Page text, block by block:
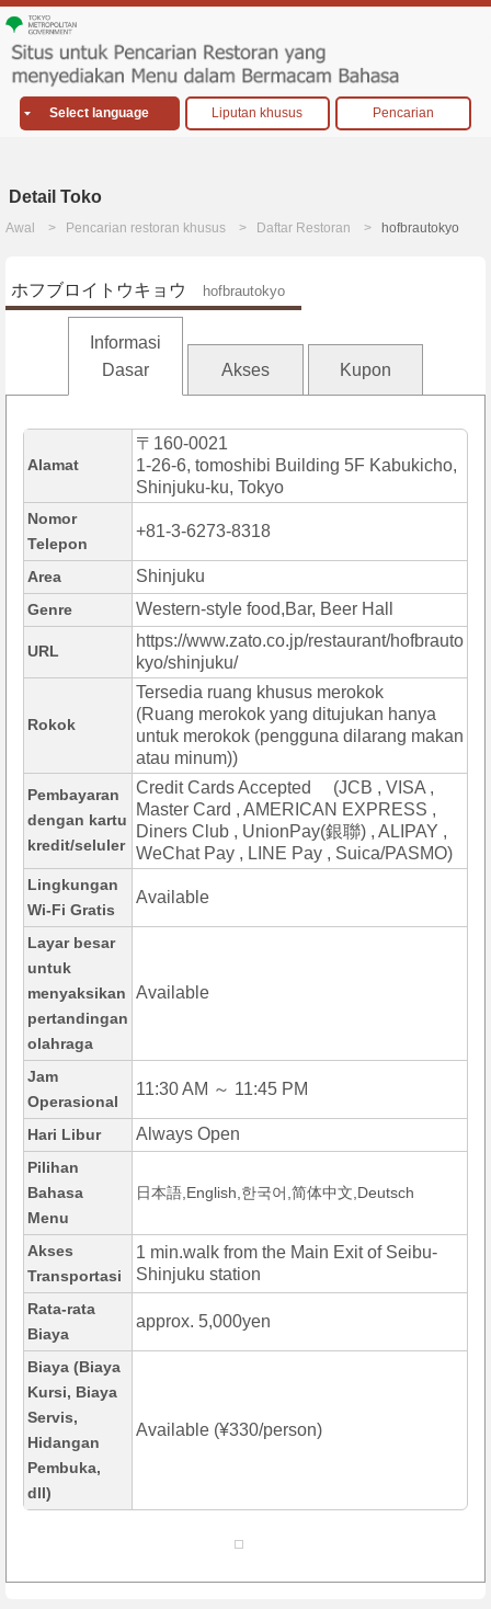
Select language Liputan khusus Pencarian
Detail Toko
Awal Pencarian restoran khusus Daftar Restoran hofbrautokyo
ホフブロイトウキョウ hofbrautokyo
Informasi
Dasar
Akses Kupon
Alamat
〒160-0021
1-26-6, tomoshibi Building 5F Kabukicho,
Shinjuku-ku, Tokyo
Nomor
Telepon
+81-3-6273-8318
Area Shinjuku
Genre Western-style food,Bar, Beer Hall
URL
https://www.zato.co.jp/restaurant/hofbrauto
kyo/shinjuku/
Rokok
Tersedia ruang khusus merokok
(Ruang merokok yang ditujukan hanya
untuk merokok (pengguna dilarang makan
atau minum))
Pembayaran
dengan kartu
kredit/seluler
Credit Cards Accepted (JCB , VISA ,
Master Card , AMERICAN EXPRESS ,
Diners Club , UnionPay(銀聯) , ALIPAY ,
WeChat Pay , LINE Pay , Suica/PASMO)
Lingkungan
Wi-Fi Gratis
Available
Layar besar
untuk
menyaksikan
pertandingan
olahraga
Available
Jam
Operasional
11:30 AM ～ 11:45 PM
Hari Libur Always Open
Pilihan
Bahasa
Menu
日本語,English,한국어,简体中文,Deutsch
Akses
Transportasi
1 min.walk from the Main Exit of Seibu-
Shinjuku station
Rata-rata
Biaya
approx. 5,000yen
Biaya (Biaya
Kursi, Biaya
Servis,
Hidangan
Pembuka,
dll)
Available (¥330/person)